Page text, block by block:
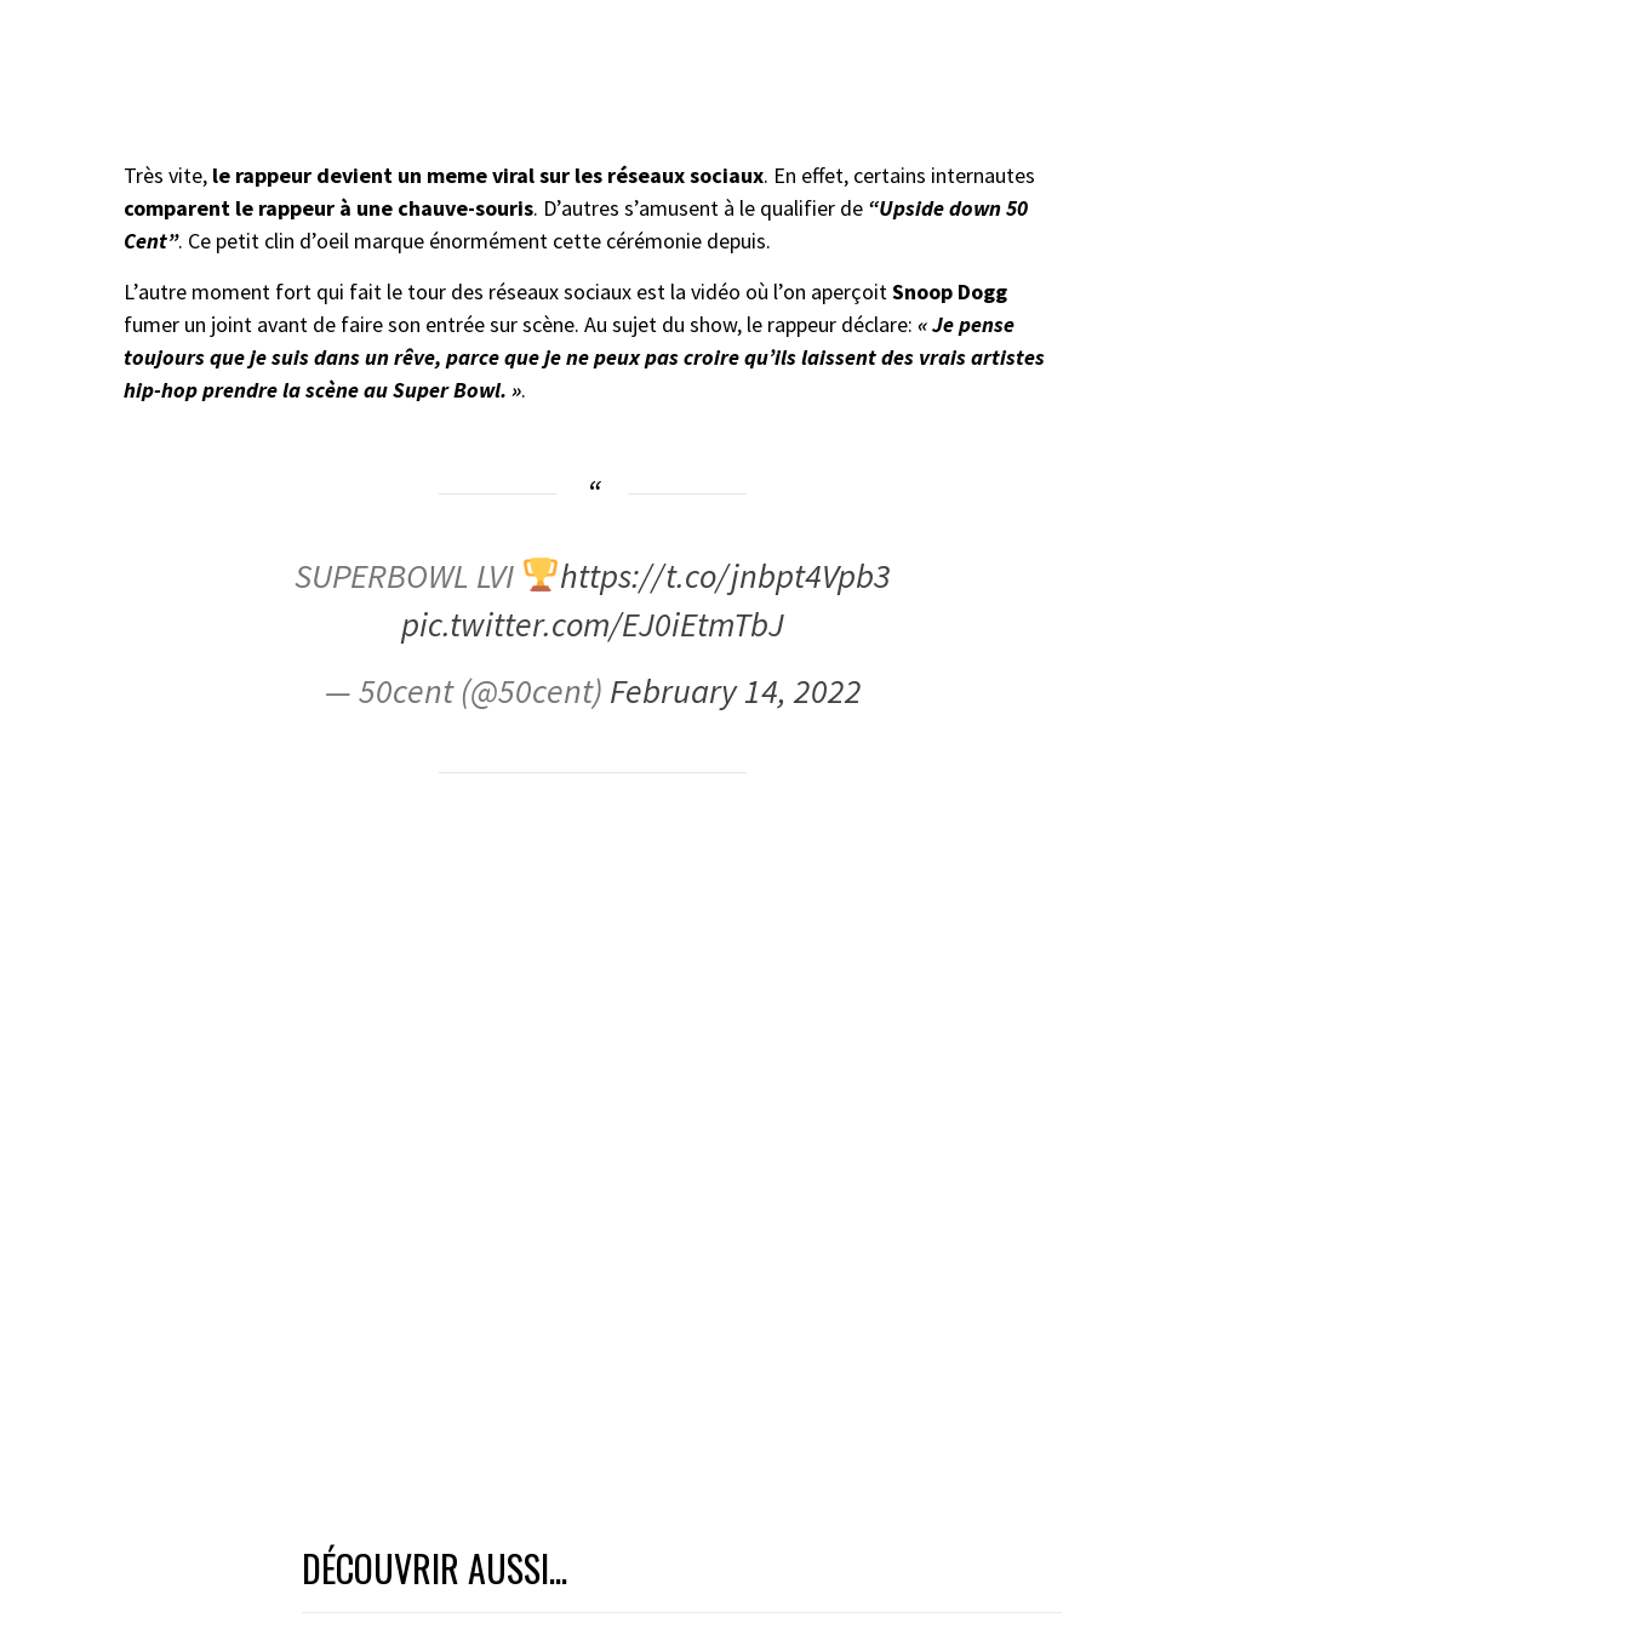
Très vite, le rappeur devient un meme viral sur les réseaux sociaux. En effet, certains internautes
comparent le rappeur à une chauve-souris. D’autres s’amusent à le qualifier de “Upside down 50
Cent”. Ce petit clin d’oeil marque énormément cette cérémonie depuis.
L’autre moment fort qui fait le tour des réseaux sociaux est la vidéo où l’on aperçoitSnoop Dogg
fumer un joint avant de faire son entrée sur scène. Au sujet du show, le rappeur déclare: « Je pense
toujours que je suis dans un rêve, parce que je ne peux pas croire qu’ils laissent des vrais artistes
hip-hop prendre la scène au Super Bowl. ».
SUPERBOWL LVI
https://t.co/jnbpt4Vpb3
pic.twitter.com/EJ0iEtmTbJ
— 50cent (@50cent) February 14, 2022
DÉCOUVRIR AUSSI...